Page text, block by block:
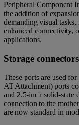
Peripheral Component
the addition of
demanding visual
enhanced connectivity,
applications.
Storage connectors
These ports are used
AT Attachment) ports
and 2.5-inch solid-state
connection to the
are now standard in